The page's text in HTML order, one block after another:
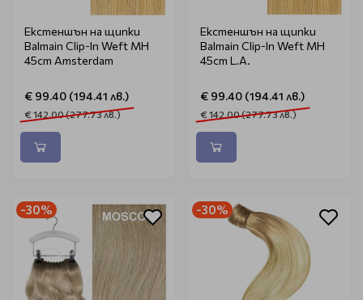
Екстеншън на щипки
Balmain Clip-In Weft MH
45cm Amsterdam
€ 99.40 (194.41 лв.)
€ 142.00 (277.73 лв.)
Екстеншън на щипки
Balmain Clip-In Weft MH
45cm L.A.
€ 99.40 (194.41 лв.)
€ 142.00 (277.73 лв.)
-30% -30%